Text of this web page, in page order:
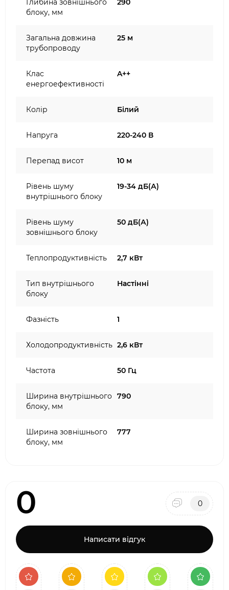
Глибина зовнішнього
блоку, мм
290
Загальна довжина
трубопроводу
25 м
Клас
енергоефективності
A++
Колір Білий
Напруга 220-240 В
Перепад висот 10 м
Рівень шуму
внутрішнього блоку
19-34 дБ(А)
Рівень шуму
зовнішнього блоку
50 дБ(А)
Теплопродуктивність 2,7 кВт
Тип внутрішнього
блоку
Настінні
Фазність 1
Холодопродуктивність 2,6 кВт
Частота 50 Гц
Ширина внутрішнього
блоку, мм
790
Ширина зовнішнього
блоку, мм
777
0 0
Написати відгук